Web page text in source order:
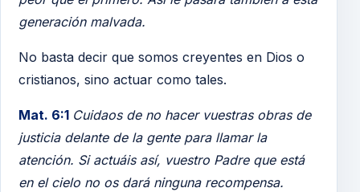
generación malvada.
No basta decir que somos creyentes en Dios o
cristianos, sino actuar como tales.
Mat. 6:1 Cuidaos de no hacer vuestras obras de
justicia delante de la gente para llamar la
atención. Si actuáis así, vuestro Padre que está
en el cielo no os dará ninguna recompensa.